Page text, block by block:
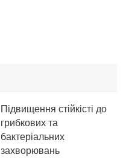
Підвищення стійкісті до
грибкових та
бактеріальних
захворювань